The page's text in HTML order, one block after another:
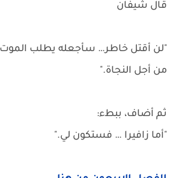
قال شيفان
"لن أقتل خاطر… سأجعله يطلب
من أجل النجاة."
ثم أضاف، ببطء:
"أما زافيرا … فستكون لي."